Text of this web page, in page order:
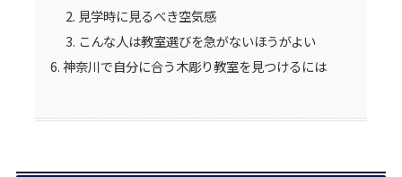
見学時に見るべき空気感
こんな人は教室選びを急がないほうがよい
神奈川で自分に合う木彫り教室を見つけるには